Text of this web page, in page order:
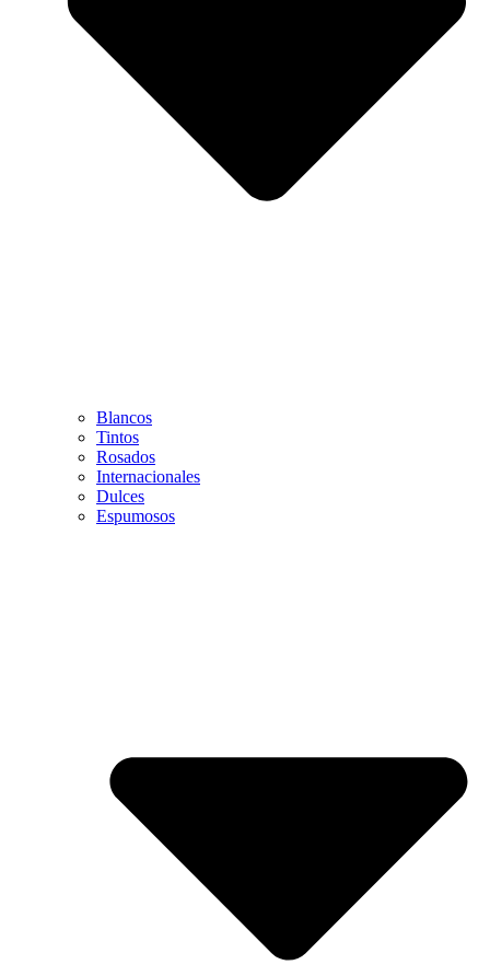
Blancos
Tintos
Rosados
Internacionales
Dulces
Espumosos